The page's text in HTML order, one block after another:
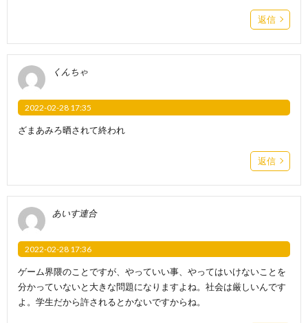
返信
くんちゃ
2022-02-28 17:35
ざまあみろ晒されて終われ
返信
あいす連合
2022-02-28 17:36
ゲーム界隈のことですが、やっていい事、やってはいけないことを
分かっていないと大きな問題になりますよね。社会は厳しいんです
よ。学生だから許されるとかないですからね。